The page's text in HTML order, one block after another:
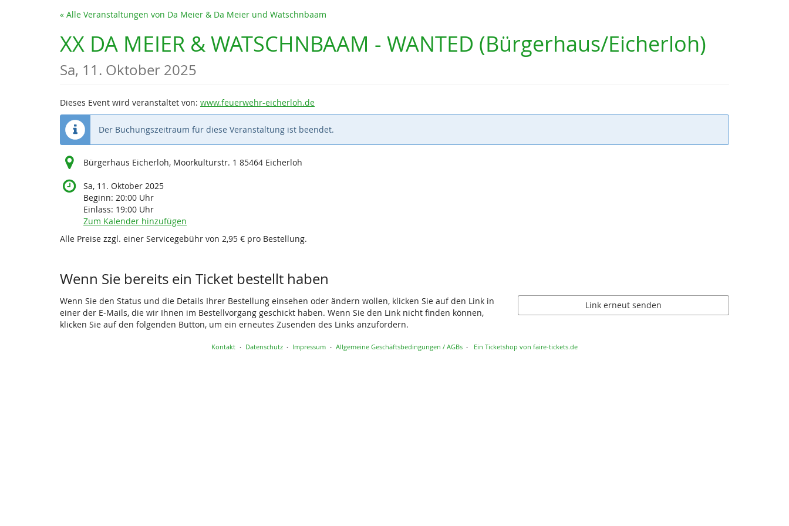
« Alle Veranstaltungen von Da Meier & Da Meier und Watschnbaam
XX DA MEIER & WATSCHNBAAM - WANTED (Bürgerhaus/Eicherloh)
Sa, 11. Oktober 2025
Dieses Event wird veranstaltet von: www.feuerwehr-eicherloh.de
Der Buchungszeitraum für diese Veranstaltung ist beendet.
Bürgerhaus Eicherloh, Moorkulturstr. 1 85464 Eicherloh
Sa, 11. Oktober 2025
Beginn: 20:00 Uhr
Einlass: 19:00 Uhr
Zum Kalender hinzufügen
Alle Preise zzgl. einer Servicegebühr von 2,95 € pro Bestellung.
Wenn Sie bereits ein Ticket bestellt haben
Wenn Sie den Status und die Details Ihrer Bestellung einsehen oder ändern wollen, klicken Sie auf den Link in
einer der E-Mails, die wir Ihnen im Bestellvorgang geschickt haben. Wenn Sie den Link nicht finden können,
klicken Sie auf den folgenden Button, um ein erneutes Zusenden des Links anzufordern.
Link erneut senden
Kontakt Datenschutz Impressum Allgemeine Geschäftsbedingungen / AGBs Ein Ticketshop von faire-tickets.de